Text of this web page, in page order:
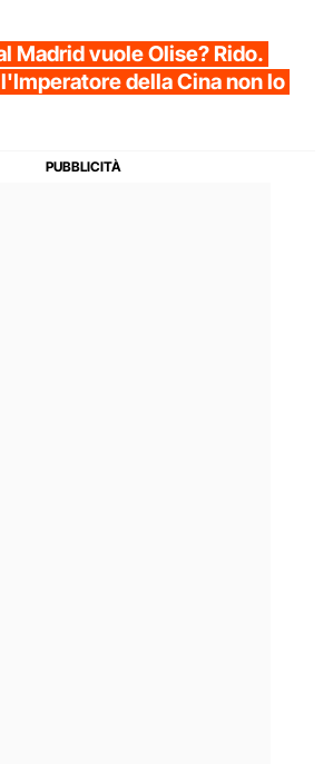
Madrid vuole Olise? Rido.
della Cina non lo